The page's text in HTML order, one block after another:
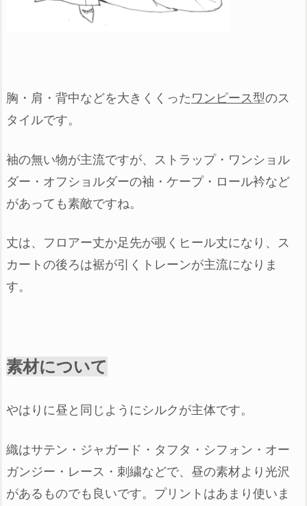
胸・肩・背中などを大きくくったワンピース型のス
タイルです。
袖の無い物が主流ですが、
ストラップ・ワンショル
ダー・ オフショルダーの袖・ ケープ・ロール衿など
があっても素敵ですね。
丈は、 フロアー丈か足先が覗くヒール丈になり、 ス
カートの後ろは裾が引くトレーンが主流になりま
す。
素材について
やはりに昼と同じようにシルクが主体です。
織はサテン・ジャガード・ タフタ・シフォン・ オー
ガンジー・ レース・刺繍などで、 昼の素材より光沢
があるものでも良いです。 プリントはあまり使いま